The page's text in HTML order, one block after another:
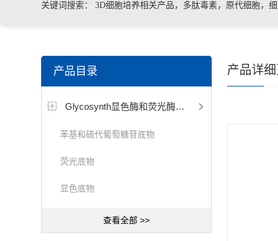
关键词搜索： 3D细胞培养相关产品，多肽毒素，原代细胞，
产品目录
Glycosynth显色酶和荧光酶底物
苯基和硫代葡萄糖苷底物
荧光底物
显色底物
查看全部 >>
产品详细